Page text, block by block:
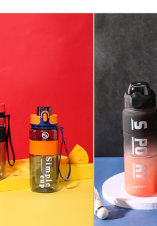
el transporte,
de 1300 mililitros, la
hidratado durante
larga o simplemente
esta botella lo tiene
paleta de colores que
y el verde
con su estilo y
su individualidad.
diseño distintivo de nodo